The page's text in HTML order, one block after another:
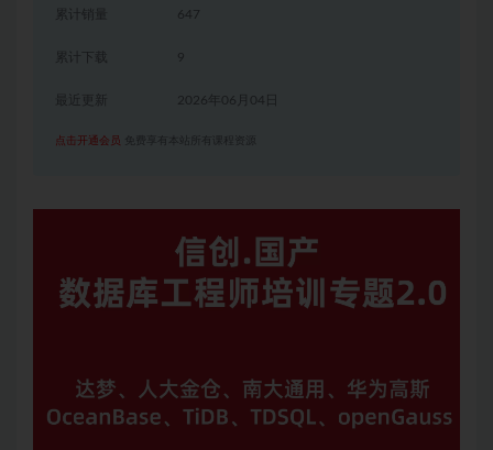
累计销量 647
累计下载 9
2026年06月04日
点击开通会员 免费享有本站所有课程资源